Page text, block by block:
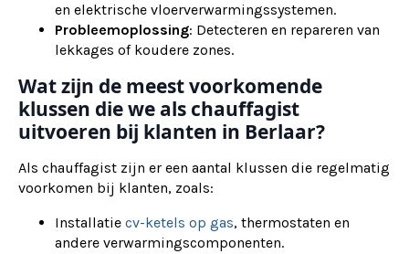
en elektrische vloerverwarmingssystemen.
Probleemoplossing: Detecteren en repareren van
lekkages of koudere zones.
Wat zijn de meest voorkomende
klussen die we als chauffagist
uitvoeren bij klanten in Berlaar?
Als chauffagist zijn er een aantal klussen die regelmatig
voorkomen bij klanten, zoals:
Installatie cv-ketels op gas, thermostaten en
andere verwarmingscomponenten.